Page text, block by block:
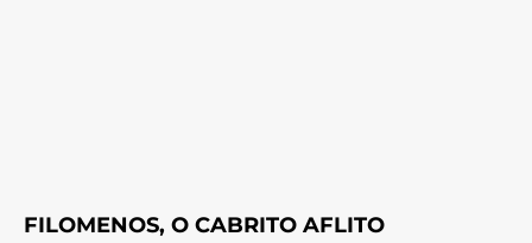
FILOMENOS, O CABRITO AFLITO